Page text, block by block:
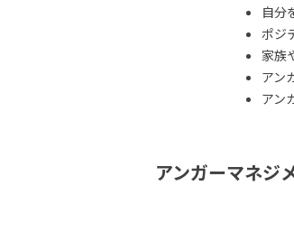
自分
ポジ
家族
アン
アン
アンガーマネジ